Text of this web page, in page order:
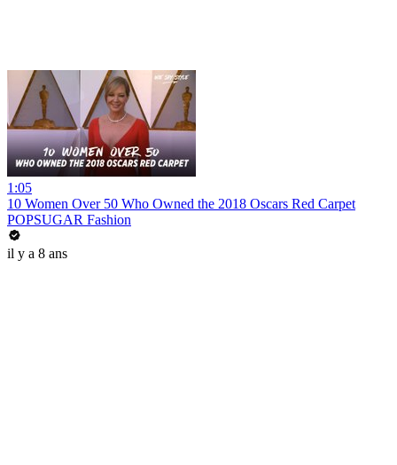
1:05
10 Women Over 50 Who Owned the 2018 Oscars Red Carpet
POPSUGAR Fashion
il y a 8 ans